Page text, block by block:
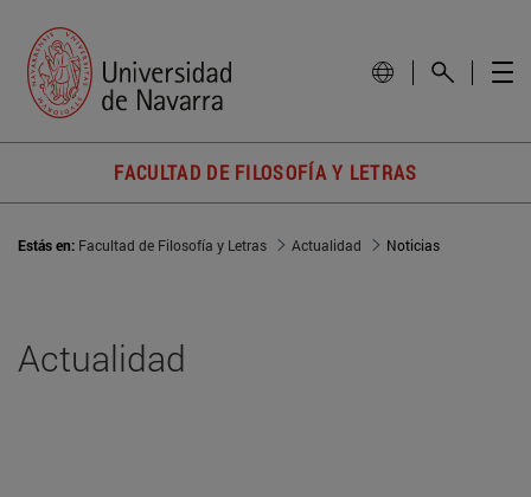
FACULTAD DE FILOSOFÍA Y LETRAS
Estás en: Facultad de Filosofía y Letras Actualidad Noticias
Actualidad